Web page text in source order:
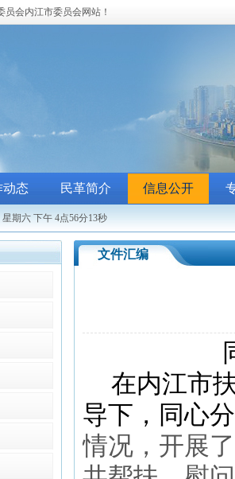
会内江市委员会网站！
动态 民革简介 信息公开
星期六 下午 4点56分13秒
文件汇编
在内江市
导下，同心
情况，开展